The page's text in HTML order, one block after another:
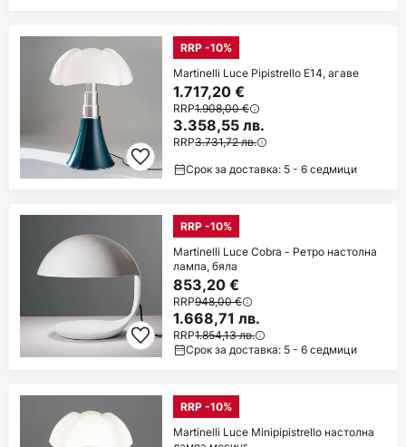
RRP -10%
Martinelli Luce Pipistrello E14, агаве
1.717,20 €
RRP1.908,00 €
3.358,55 лв.
RRP3.731,72 лв.
Срок за доставка: 5 - 6 седмици
RRP -10%
Martinelli Luce Cobra - Ретро настолна
лампа, бяла
853,20 €
RRP948,00 €
1.668,71 лв.
RRP1.854,13 лв.
Срок за доставка: 5 - 6 седмици
RRP -10%
Martinelli Luce Minipipistrello настолна